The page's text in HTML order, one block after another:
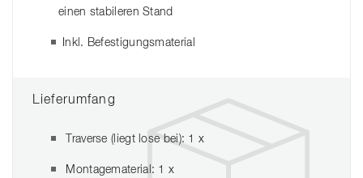
einen stabileren Stand
Inkl. Befestigungsmaterial
Lieferumfang
Traverse (liegt lose bei): 1 x
Montagematerial: 1 x